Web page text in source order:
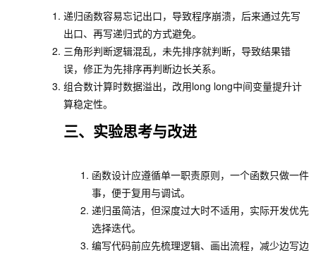
递归函数容易忘记出口，导致程序崩溃，后来通过先写
出口、再写递归式的方式避免。
三角形判断逻辑混乱，未先排序就判断，导致结果错
误，修正为先排序再判断边长关系。
组合数计算时数据溢出，改用long long中间变量提升计
算稳定性。
三、实验思考与改进
函数设计应遵循单一职责原则，一个函数只做一件
事，便于复用与调试。
递归虽简洁，但深度过大时不适用，实际开发优先
选择迭代。
编写代码前应先梳理逻辑、画出流程，减少边写边